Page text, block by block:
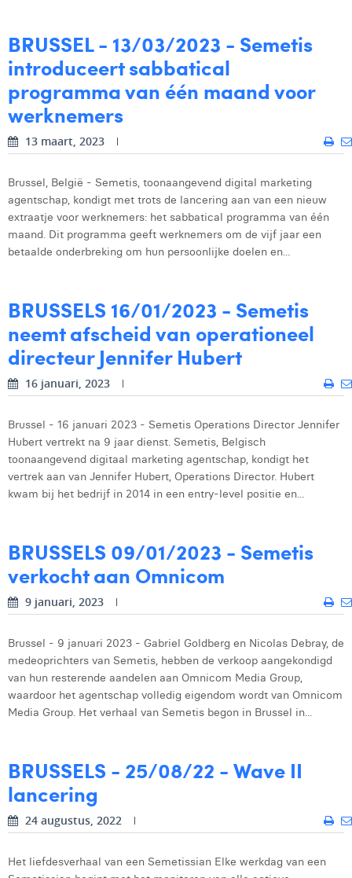
William Rezette
Yaël Vanhoe
BRUSSEL - 13/03/2023 - Semetis
introduceert sabbatical
programma van één maand voor
werknemers
13 maart, 2023
Brussel, België - Semetis, toonaangevend digital marketing
agentschap, kondigt met trots de lancering aan van een nieuw
extraatje voor werknemers: het sabbatical programma van één
maand. Dit programma geeft werknemers om de vijf jaar een
betaalde onderbreking om hun persoonlijke doelen en...
BRUSSELS 16/01/2023 - Semetis
neemt afscheid van operationeel
directeur Jennifer Hubert
16 januari, 2023
Brussel - 16 januari 2023 - Semetis Operations Director Jennifer
Hubert vertrekt na 9 jaar dienst. Semetis, Belgisch
toonaangevend digitaal marketing agentschap, kondigt het
vertrek aan van Jennifer Hubert, Operations Director. Hubert
kwam bij het bedrijf in 2014 in een entry-level positie en...
BRUSSELS 09/01/2023 - Semetis
verkocht aan Omnicom
9 januari, 2023
Brussel - 9 januari 2023 - Gabriel Goldberg en Nicolas Debray, de
medeoprichters van Semetis, hebben de verkoop aangekondigd
van hun resterende aandelen aan Omnicom Media Group,
waardoor het agentschap volledig eigendom wordt van Omnicom
Media Group. Het verhaal van Semetis begon in Brussel in...
BRUSSELS - 25/08/22 - Wave II
lancering
24 augustus, 2022
Het liefdesverhaal van een Semetissian Elke werkdag van een